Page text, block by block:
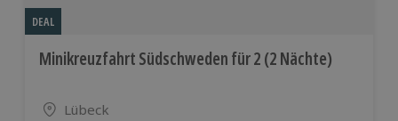
DEAL
Minikreuzfahrt Südschweden für 2 (2 Nächte)
Standort
Lübeck